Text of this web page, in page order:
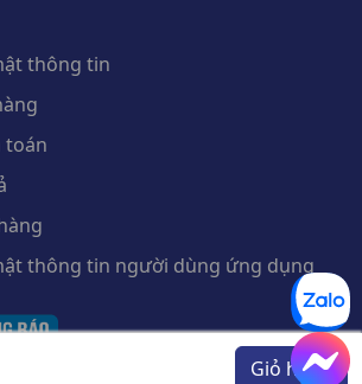
Giỏ hàng
thông tin
toán
thông tin người dùng ứng dụng